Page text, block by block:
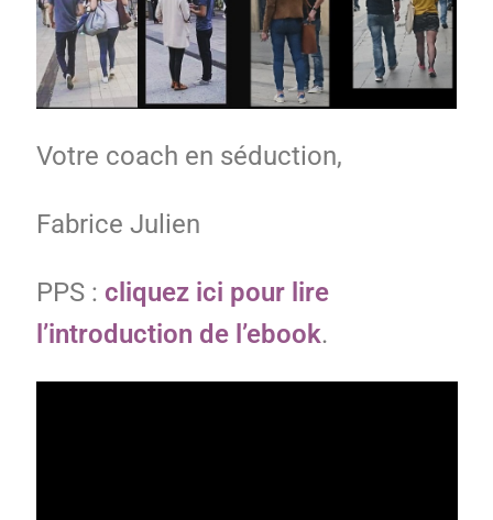
Votre coach en séduction,
Fabrice Julien
PPS : cliquez ici pour lire
l’introduction de l’ebook.